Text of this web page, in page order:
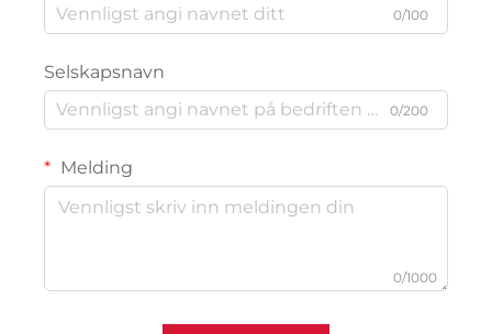
0/100
Selskapsnavn
0/200
Melding
0/1000